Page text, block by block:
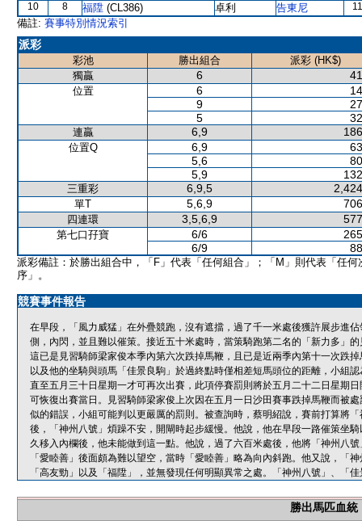
10
8 福陞 (CL386) 卓利 告東尼
備註: 賽事特別情況索引
派彩
彩池 勝出組合
派彩 (HK$)
獨贏
6
位置 6
9
5
連贏 6,9
位置Q 6,9
5,6
5,9
三重彩 6,9,5
單T 5,6,9
四連環 3,5,6,9
第七口孖寶 6/6
6/9
派彩備註：於勝出組合中，「F」代表「任何組合」；「M」則代表「任何
序」。
競賽事件報告
在早段，「風力威猛」在外疊競跑，沒有遮擋，過了千一米處後獲許展步進
側，內閃，並且難以催策。接近五十米處時，當策騎跑第二名的「新力多」
這已是見習騎師梁家俊本季內第六次跌掉馬鞭，且已是近兩季內第十一次跌
以及他的坐騎與頭馬「佳景良駒」於過終點時僅相差短馬頭位的距離，小組
直至五月三十日星期一才可再次出賽，此項停賽罰則將於五月二十二日星期
可恢復出賽當日。見習騎師梁家俊上次因在五月一日沙田賽事跌掉馬鞭而被
似的錯誤，小組可能判以更嚴厲的罰則。被查詢時，蔡明紹說，賽前打算將
後，「神州八號」煩躁不安，開閘時起步緩慢。他說，他在早段一路催策坐
久移入內欄後，他未能做到這一點。他說，過了六百米處後，他將「神州八
「愛睦善」後面頗為難以望空，當時「愛睦善」略為向內斜跑。他又說，「
「高友勁」以及「福陞」，並無發現任何明顯異常之處。「神州八號」、「
勝出馬匹血統